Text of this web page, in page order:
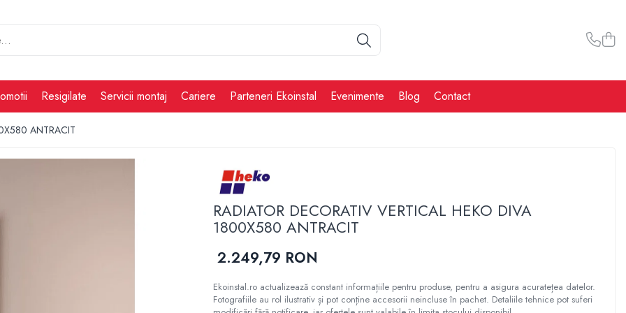
Resigilate Servicii montaj Cariere Parteneri Ekoinstal Evenimente Blog Contact
ANTRACIT
RADIATOR DECORATIV VERTICAL HEKO DIVA
1800X580 ANTRACIT
2.249,79 RON
Ekoinstal.ro actualizează constant informațiile pentru produse, pentru a asigura acuratețea datelor.
Fotografiile au rol ilustrativ și pot conține accesorii neincluse în pachet. Detaliile tehnice pot suferi